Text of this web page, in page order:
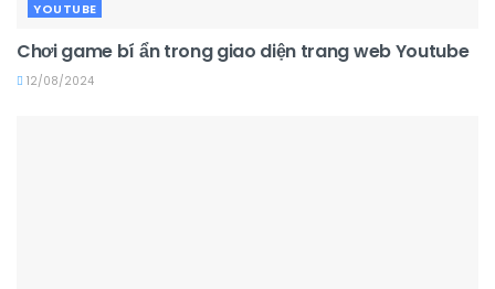
YOUTUBE
Chơi game bí ẩn trong giao diện trang web Youtube
12/08/2024